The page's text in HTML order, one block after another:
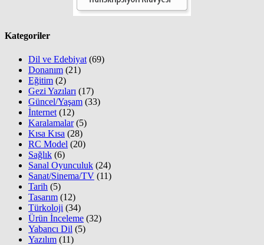
Kategoriler
Dil ve Edebiyat (69)
Donanım (21)
Eğitim (2)
Gezi Yazıları (17)
Güncel/Yaşam (33)
İnternet (12)
Karalamalar(5)
Kısa Kısa (28)
RC Model (20)
Sağlık (6)
Sanal Oyunculuk (24)
Sanat/Sinema/TV (11)
Tarih (5)
Tasarım (12)
Türkoloji (34)
Ürün İnceleme (32)
Yabancı Dil (5)
Yazılım (11)